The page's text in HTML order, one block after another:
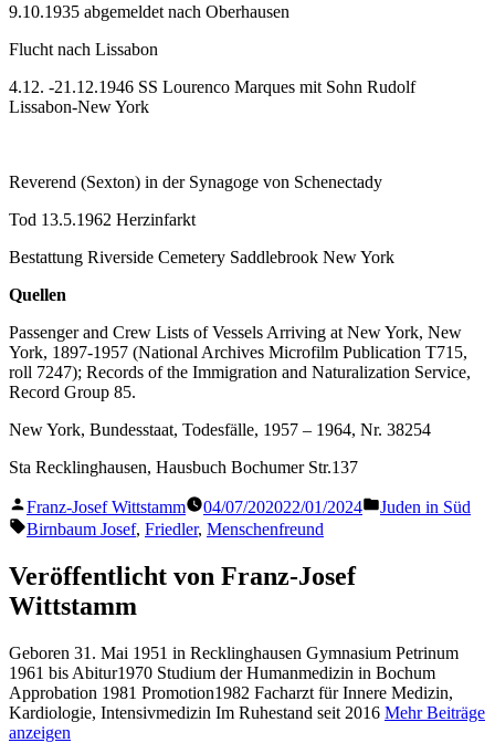
9.10.1935 abgemeldet nach Oberhausen
Flucht nach Lissabon
4.12. -21.12.1946 SS Lourenco Marques mit Sohn Rudolf
Lissabon-New York
Reverend (Sexton) in der Synagoge von Schenectady
Tod 13.5.1962 Herzinfarkt
Bestattung Riverside Cemetery Saddlebrook New York
Quellen
Passenger and Crew Lists of Vessels Arriving at New York, New
York, 1897-1957 (National Archives Microfilm Publication T715,
roll 7247); Records of the Immigration and Naturalization Service,
Record Group 85.
New York, Bundesstaat, Todesfälle, 1957 – 1964, Nr. 38254
Sta Recklinghausen, Hausbuch Bochumer Str.137
Veröffentlicht
von
Franz-Josef Wittstamm 04/07/202022/01/2024
Veröffentlicht
Juden in Süd
Schlagwörter:
Birnbaum Josef, Friedler, Menschenfreund
Veröffentlicht von Franz-Josef
Wittstamm
Geboren 31. Mai 1951 in Recklinghausen Gymnasium Petrinum
1961 bis Abitur1970 Studium der Humanmedizin in Bochum
Approbation 1981 Promotion1982 Facharzt für Innere Medizin,
Kardiologie, Intensivmedizin Im Ruhestand seit 2016 Mehr Beiträge
anzeigen